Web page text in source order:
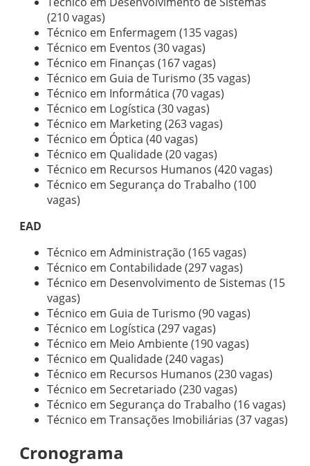
(210 vagas)
Técnico em Enfermagem (135 vagas)
Técnico em Eventos (30 vagas)
Técnico em Finanças (167 vagas)
Técnico em Guia de Turismo (35 vagas)
Técnico em Informática (70 vagas)
Técnico em Logística (30 vagas)
Técnico em Marketing (263 vagas)
Técnico em Óptica (40 vagas)
Técnico em Qualidade (20 vagas)
Técnico em Recursos Humanos (420 vagas)
Técnico em Segurança do Trabalho (100
vagas)
EAD
Técnico em Administração (165 vagas)
Técnico em Contabilidade (297 vagas)
Técnico em Desenvolvimento de Sistemas (15
vagas)
Técnico em Guia de Turismo (90 vagas)
Técnico em Logística (297 vagas)
Técnico em Meio Ambiente (190 vagas)
Técnico em Qualidade (240 vagas)
Técnico em Recursos Humanos (230 vagas)
Técnico em Secretariado (230 vagas)
Técnico em Segurança do Trabalho (16 vagas)
Técnico em Transações Imobiliárias (37 vagas)
Cronograma